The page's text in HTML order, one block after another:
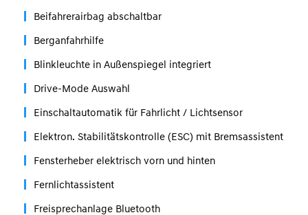
Beifahrerairbag abschaltbar
Berganfahrhilfe
Blinkleuchte in Außenspiegel integriert
Drive-Mode Auswahl
Einschaltautomatik für Fahrlicht / Lichtsensor
Elektron. Stabilitätskontrolle (ESC) mit Bremsassistent
Fensterheber elektrisch vorn und hinten
Fernlichtassistent
Freisprechanlage Bluetooth